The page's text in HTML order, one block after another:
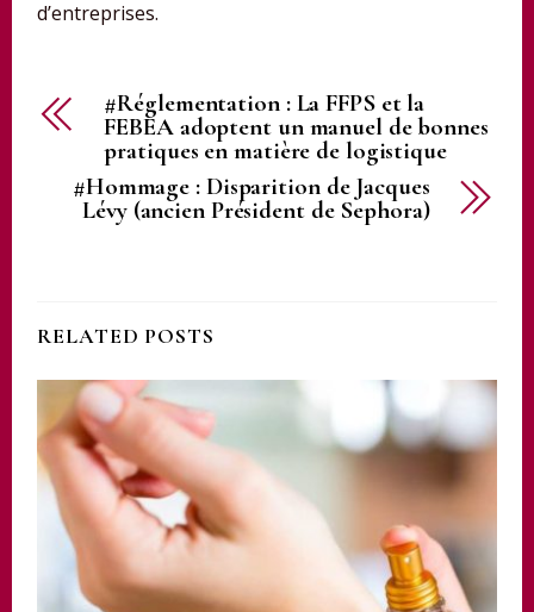
d’entreprises.
#Réglementation : La FFPS et la
FEBEA adoptent un manuel de bonnes
pratiques en matière de logistique
#Hommage : Disparition de Jacques
Lévy (ancien Président de Sephora)
RELATED POSTS